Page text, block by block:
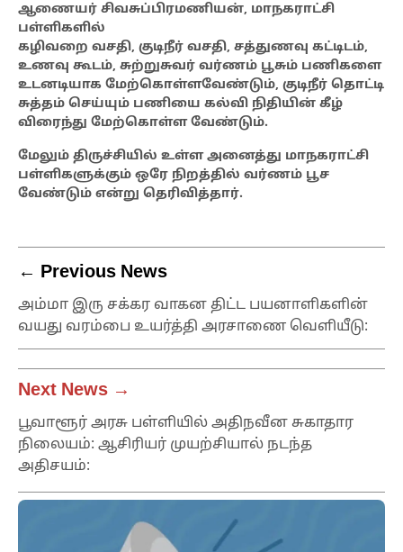
ஆணையர் சிவசுப்பிரமணியன், மாநகராட்சி
பள்ளிகளில்
கழிவறை வசதி, குடிநீர் வசதி, சத்துணவு கட்டிடம்,
உணவு கூடம், சுற்றுசுவர் வர்ணம் பூசும் பணிகளை
உடனடியாக மேற்கொள்ளவேண்டும், குடிநீர் தொட்டி
சுத்தம் செய்யும் பணியை கல்வி நிதியின் கீழ்
விரைந்து மேற்கொள்ள வேண்டும்.
மேலும் திருச்சியில் உள்ள அனைத்து மாநகராட்சி
பள்ளிகளுக்கும் ஒரே நிறத்தில் வர்ணம் பூச
வேண்டும் என்று தெரிவித்தார்.
← Previous News
அம்மா இரு சக்கர வாகன திட்ட பயனாளிகளின்
வயது வரம்பை உயர்த்தி அரசாணை வெளியீடு:
Next News →
பூவாளூர் அரசு பள்ளியில் அதிநவீன சுகாதார
நிலையம்: ஆசிரியர் முயற்சியால் நடந்த
அதிசயம்: